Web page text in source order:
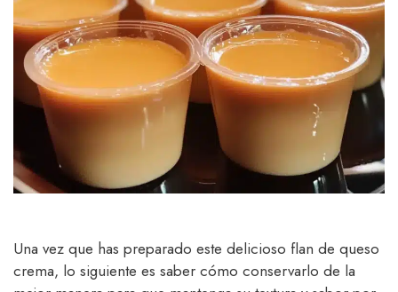
Una vez que has preparado este delicioso flan de queso
crema, lo siguiente es saber cómo conservarlo de la